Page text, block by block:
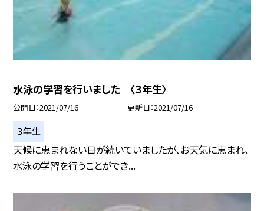
水泳の学習を行いました 〈３年生〉
公開日 2021/07/16 更新日 2021/07/16
３年生
天候に恵まれない日が続いていましたが、お天気に恵まれ、
水泳の学習を行うことができ...